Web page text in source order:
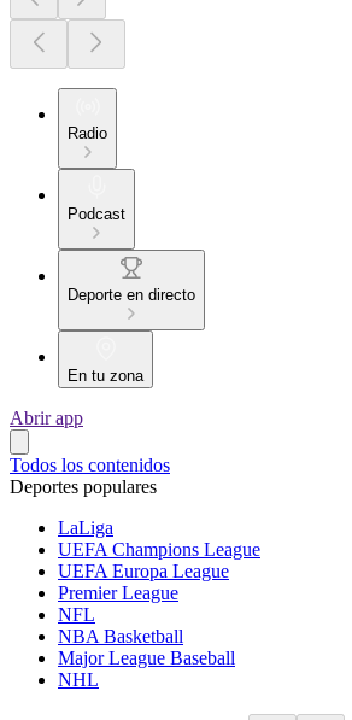
Radio
Podcast
Deporte en directo
En tu zona
Abrir app
Todos los contenidos
Deportes populares
LaLiga
UEFA Champions League
UEFA Europa League
Premier League
NFL
NBA Basketball
Major League Baseball
NHL